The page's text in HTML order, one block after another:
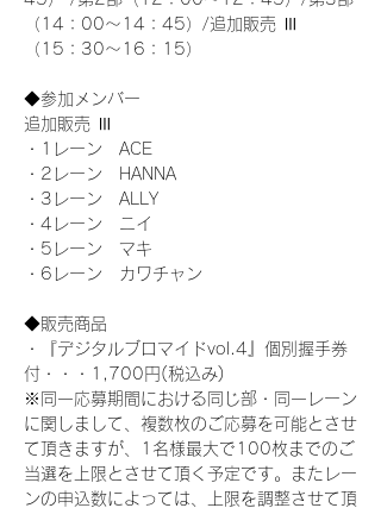
（14：00～14：45）/追加販売 Ⅲ
（15：30～16：15）
◆参加メンバー
追加販売 Ⅲ
・1レーン　ACE
・2レーン　HANNA
・3レーン　ALLY
・4レーン　ニイ
・5レーン　マキ
・6レーン　カワチャン
◆販売商品
・『デジタルブロマイドvol.4』個別握手券
付・・・1,700円(税込み)
※同一応募期間における同じ部・同一レーン
に関しまして、複数枚のご応募を可能とさせ
て頂きますが、1名様最大で100枚までのご
当選を上限とさせて頂く予定です。またレー
ンの申込数によっては、上限を調整させて頂